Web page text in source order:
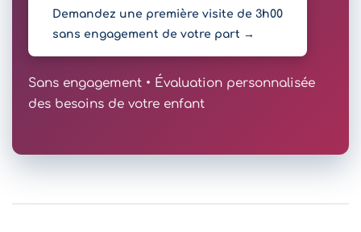
Demandez une première visite de 3h00
sans engagement de votre part →
Sans engagement • Évaluation personnalisée
des besoins de votre enfant